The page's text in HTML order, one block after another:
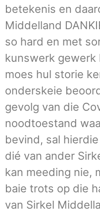
betekenis en
Middelland
so hard en met
kunswerk
moes hul storie
onderskeie
gevolg van die
noodtoestand
bevind, sal
dié van ander
kan meeding nie,
baie trots op die
van Sirkel